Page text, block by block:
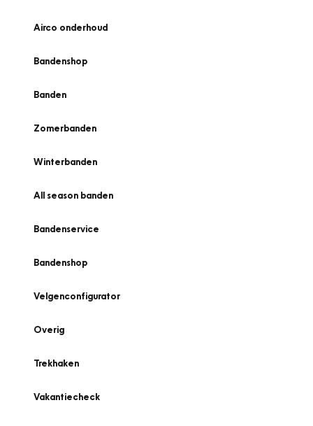
Airco onderhoud
Bandenshop
Banden
Zomerbanden
Winterbanden
All season banden
Bandenservice
Bandenshop
Velgenconfigurator
Overig
Trekhaken
Vakantiecheck